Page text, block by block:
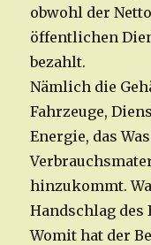
obwohl der
öffentlichen
bezahlt.
Nämlich die
Fahrzeuge,
Energie, das
hinzukommt.
Handschlag des
Womit hat der